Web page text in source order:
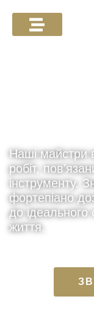
Наші майстри
робіт,
інструменту.
фортепіано
до
життя.